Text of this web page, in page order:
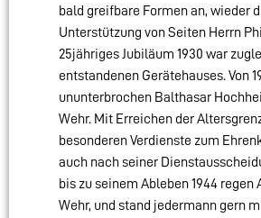
bald greifbare Formen an, wieder
Unterstützung von Seiten Herrn
25jähriges Jubiläum 1930 war
entstandenen Gerätehauses. Von
ununterbrochen Balthasar
Wehr. Mit Erreichen der
besonderen Verdienste zum
auch nach seiner
bis zu seinem Ableben 1944
Wehr, und stand jedermann gern